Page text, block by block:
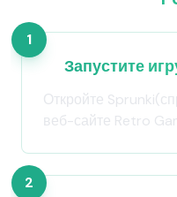
1
Запустите
Откройте
веб-сайте Retro
2